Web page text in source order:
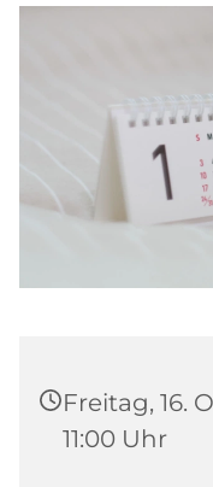
Freitag, 16.
11:00 Uhr